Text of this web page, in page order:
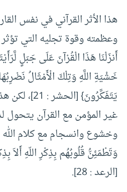
هذا الأثر القرآني في نفس
وعظمته وقوة تجليه التي
أَنزَلْنَا هَذَا الْقُرْآنَ عَلَى جَبَلٍ
خَشْيَةِ اللَّهِ وَتِلْكَ الْأَمْثَالُ
يَتَفَكَّرُونَ}
غير المؤمن مع القرآن يتحول
وخشوع وانسجام مع كلام الله
وَتَطْمَئِنُّ قُلُوبُهُم بِذِكْرِ اللّهِ أَلاَ
[الرعد : 28].